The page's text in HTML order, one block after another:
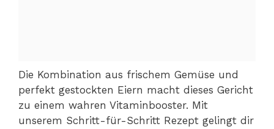
Die Kombination aus frischem Gemüse und
perfekt gestockten Eiern macht dieses Gericht
zu einem wahren Vitaminbooster. Mit
unserem Schritt-für-Schritt Rezept gelingt dir